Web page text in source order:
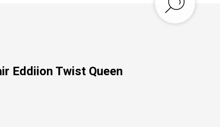
Eddiion Twist Queen